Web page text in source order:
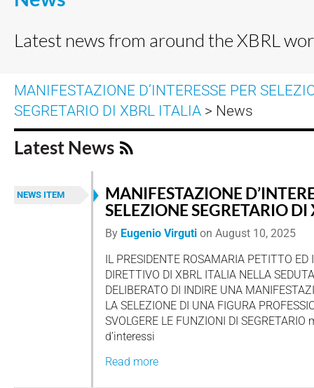
Latest news from around the XBRL
MANIFESTAZIONE D’INTERESSE PER
SEGRETARIO DI XBRL ITALIA > News
Latest News
NEWS ITEM
MANIFESTAZIONE
SELEZIONE SEGRETARIO
By Eugenio Virguti on August 10, 2025
IL PRESIDENTE ROSAMARIA PETITTO ED
DIRETTIVO DI XBRL ITALIA NELLA
DELIBERATO DI INDIRE UNA
LA SELEZIONE DI UNA FIGURA
SVOLGERE LE FUNZIONI DI
d’interessi
Read more